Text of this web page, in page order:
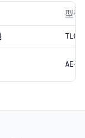
型番
TLG-
AE-